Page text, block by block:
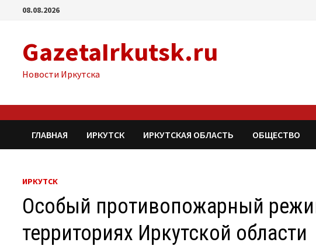
Перейти08.08.2026
GazetaIrkutsk.ru
Новости Иркутска
ГЛАВНАЯ ИРКУТСК ИРКУТСКАЯ ОБЛАСТЬ ОБЩЕСТВО
ИРКУТСК
Особый противопожарный
территориях Иркутской области